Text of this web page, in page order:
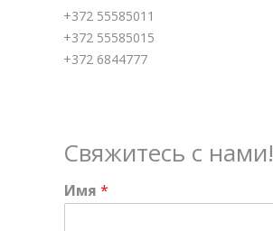
+372 55585011
+372 55585015
+372 6844777
Свяжитесь с нами!
Имя *